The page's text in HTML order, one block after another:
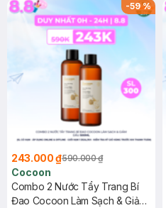
-59%
243.000 ₫590.000 ₫
Cocoon
Combo 2 Nước Tẩy Trang Bí
Đao Cocoon Làm Sạch & Giảm